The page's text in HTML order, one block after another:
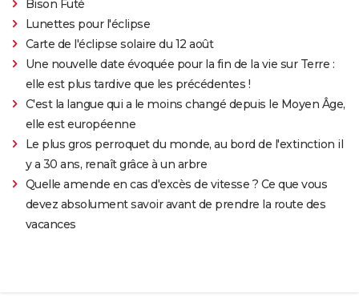
Bison Futé
Lunettes pour l'éclipse
Carte de l'éclipse solaire du 12 août
Une nouvelle date évoquée pour la fin de la vie sur Terre :
elle est plus tardive que les précédentes !
C'est la langue qui a le moins changé depuis le Moyen Âge,
elle est européenne
Le plus gros perroquet du monde, au bord de l'extinction il
y a 30 ans, renaît grâce à un arbre
Quelle amende en cas d'excès de vitesse ? Ce que vous
devez absolument savoir avant de prendre la route des
vacances